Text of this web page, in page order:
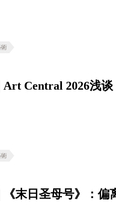
Central 2026浅谈
末日圣母号》：偏